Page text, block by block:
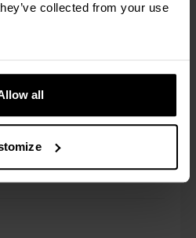
collected from your use
all